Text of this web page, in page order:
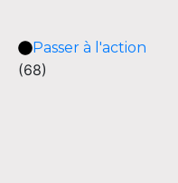
Passer à l'action
(68)